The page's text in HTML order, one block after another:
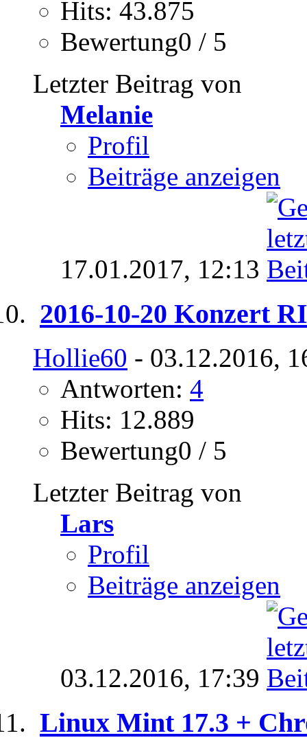
Hits: 43.875
Bewertung0 / 5
Letzter Beitrag von
Melanie
Profil
Beiträge anzeigen
17.01.2017, 12:13
2016-10-20 Konzert
Hollie60 - 03.12.2016,
Antworten: 4
Hits: 12.889
Bewertung0 / 5
Letzter Beitrag von
Lars
Profil
Beiträge anzeigen
03.12.2016, 17:39
Linux Mint 17.3 +